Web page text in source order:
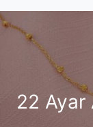
22 Ayar